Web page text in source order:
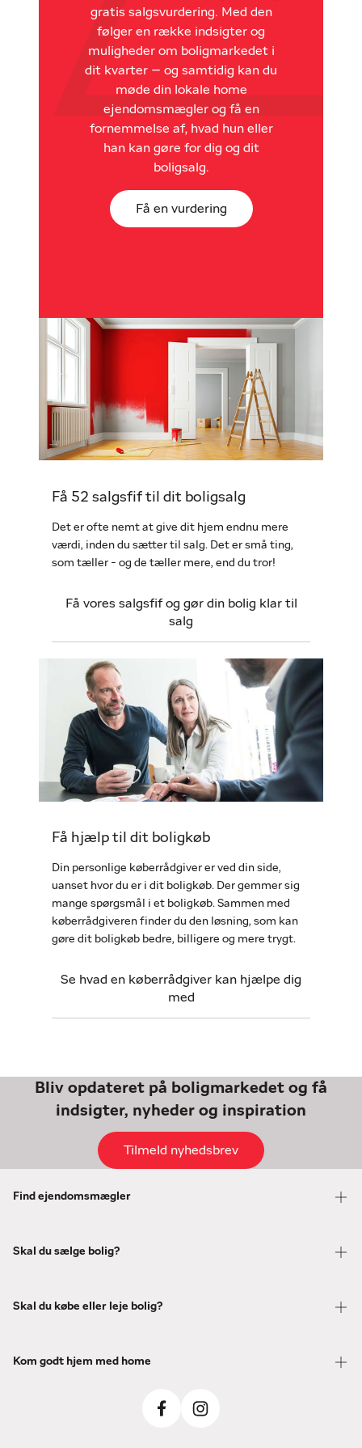
gratis salgsvurdering. Med den
følger en række indsigter og
muligheder om boligmarkedet i
dit kvarter – og samtidig kan du
møde din lokale home
ejendomsmægler og få en
fornemmelse af, hvad hun eller
han kan gøre for dig og dit
boligsalg.
Få en vurdering
Få 52 salgsfif til dit boligsalg
Det er ofte nemt at give dit hjem endnu mere
værdi, inden du sætter til salg. Det er små ting,
som tæller - og de tæller mere, end du tror!
Få vores salgsfif og gør din bolig klar til
salg
Få hjælp til dit boligkøb
Din personlige køberrådgiver er ved din side,
uanset hvor du er i dit boligkøb. Der gemmer sig
mange spørgsmål i et boligkøb. Sammen med
køberrådgiveren finder du den løsning, som kan
gøre dit boligkøb bedre, billigere og mere trygt.
Se hvad en køberrådgiver kan hjælpe dig
med
Bliv opdateret på boligmarkedet og få
indsigter, nyheder og inspiration
Tilmeld nyhedsbrev
Find ejendomsmægler
Skal du sælge bolig?
Skal du købe eller leje bolig?
Kom godt hjem med home